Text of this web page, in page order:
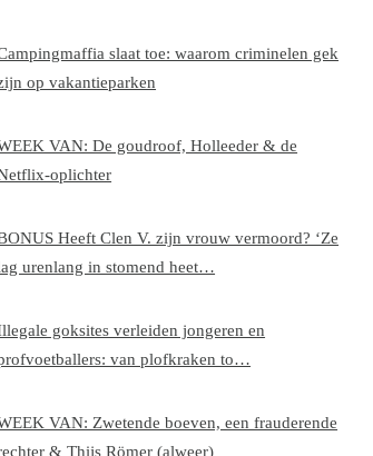
slaat toe: waarom criminelen gek
op vakantieparken
VAN: De goudroof, Holleeder & de
oplichter
Heeft Clen V. zijn vrouw vermoord? ‘Ze
urenlang in stomend heet…
goksites verleiden jongeren en
van plofkraken to…
VAN: Zwetende boeven, een frauderende
& Thijs Römer (alweer)